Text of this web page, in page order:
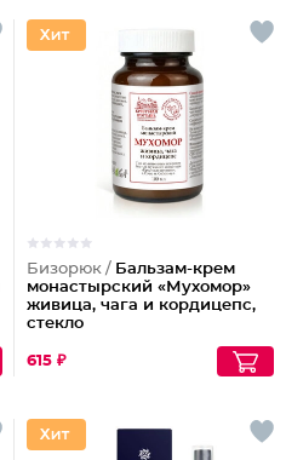
Бизорюк / Бальзам-крем
монастырский «Мухомор»
живица, чага и кордицепс,
стекло
615 ₽